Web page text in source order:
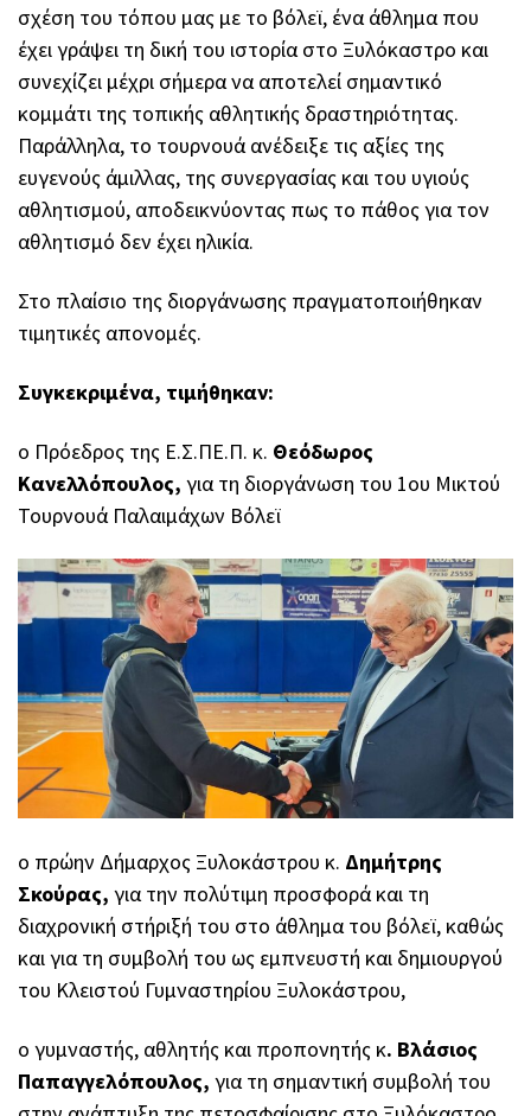
σχέση του τόπου μας με το βόλεϊ, ένα άθλημα που
έχει γράψει τη δική του ιστορία στο Ξυλόκαστρο και
συνεχίζει μέχρι σήμερα να αποτελεί σημαντικό
κομμάτι της τοπικής αθλητικής δραστηριότητας.
Παράλληλα, το τουρνουά ανέδειξε τις αξίες της
ευγενούς άμιλλας, της συνεργασίας και του υγιούς
αθλητισμού, αποδεικνύοντας πως το πάθος για τον
αθλητισμό δεν έχει ηλικία.
Στο πλαίσιο της διοργάνωσης πραγματοποιήθηκαν
τιμητικές απονομές.
Συγκεκριμένα, τιμήθηκαν:
ο Πρόεδρος της Ε.Σ.ΠΕ.Π. κ. Θεόδωρος
Κανελλόπουλος, για τη διοργάνωση του 1ου Μικτού
Τουρνουά Παλαιμάχων Βόλεϊ
ο πρώην Δήμαρχος Ξυλοκάστρου κ. Δημήτρης
Σκούρας, για την πολύτιμη προσφορά και τη
διαχρονική στήριξή του στο άθλημα του βόλεϊ, καθώς
και για τη συμβολή του ως εμπνευστή και δημιουργού
του Κλειστού Γυμναστηρίου Ξυλοκάστρου,
ο γυμναστής, αθλητής και προπονητής κ. Βλάσιος
Παπαγγελόπουλος, για τη σημαντική συμβολή του